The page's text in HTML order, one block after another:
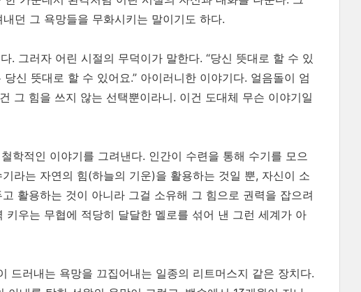
던 그 욕망들을 무화시키는 말이기도 하다.
. 그러자 어린 시절의 무덕이가 말한다. “당신 뜻대로 할 수 있
신 뜻대로 할 수 있어요.” 아이러니한 이야기다. 얼음돌이 엄
그 힘을 쓰지 않는 선택뿐이라니. 이건 도대체 무슨 이야기일
학적인 이야기를 그려낸다. 인간이 수련을 통해 수기를 모으
라는 자연의 힘(하늘의 기운)을 활용하는 것일 뿐, 자신이 소
활용하는 것이 아니라 그걸 소유해 그 힘으로 권력을 잡으려
우는 무협에 적당히 달달한 멜로를 섞어 낸 그런 세계가 아
드러내는 욕망을 끄집어내는 일종의 리트머스지 같은 장치다.